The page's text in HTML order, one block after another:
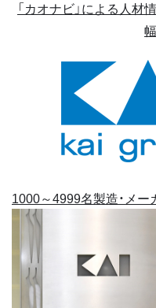
「カオナビ」による人材
1000～4999名製造・メー